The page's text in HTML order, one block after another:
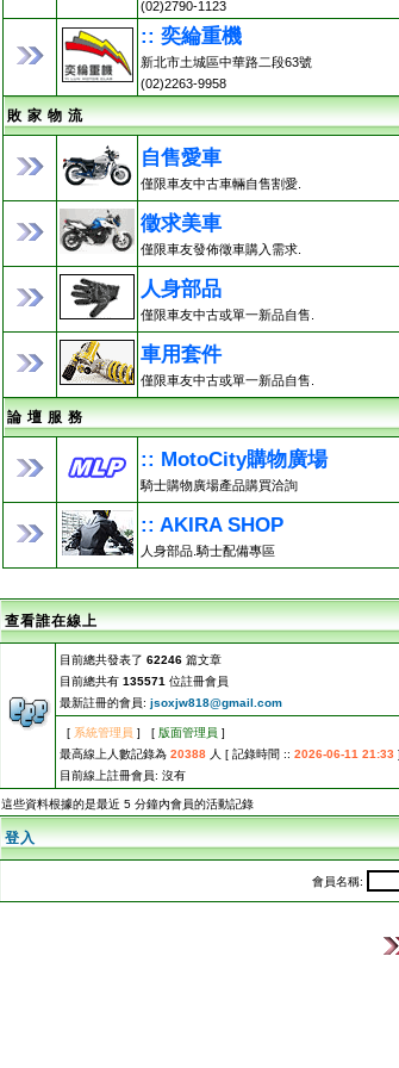
(02)2790-1123
:: 奕綸重機
新北市土城區中華路二段63號
(02)2263-9958
敗 家 物 流
自售愛車
僅限車友中古車輛自售割愛.
徵求美車
僅限車友發佈徵車購入需求.
人身部品
僅限車友中古或單一新品自售.
車用套件
僅限車友中古或單一新品自售.
論 壇 服 務
:: MotoCity購物廣場
騎士購物廣場產品購買洽詢
:: AKIRA SHOP
人身部品.騎士配備專區
查看誰在線上
目前總共發表了 62246 篇文章
目前總共有 135571 位註冊會員
最新註冊的會員: jsoxjw818@gmail.com
[ 系統管理員 ] [ 版面管理員 ]
最高線上人數記錄為 20388 人 [ 記錄時間 :: 2026-06-11 21:33 ]
目前線上註冊會員: 沒有
這些資料根據的是最近 5 分鐘內會員的活動記錄
登入
會員名稱: